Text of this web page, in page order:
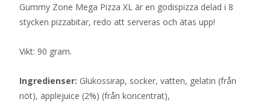
Gummy Zone Mega Pizza XL är en godispizza delad i 8
stycken pizzabitar, redo att serveras och ätas upp!
Vikt: 90 gram.
Ingredienser: Glukossirap, socker, vatten, gelatin (från
nöt), äpplejuice (2%) (från koncentrat),